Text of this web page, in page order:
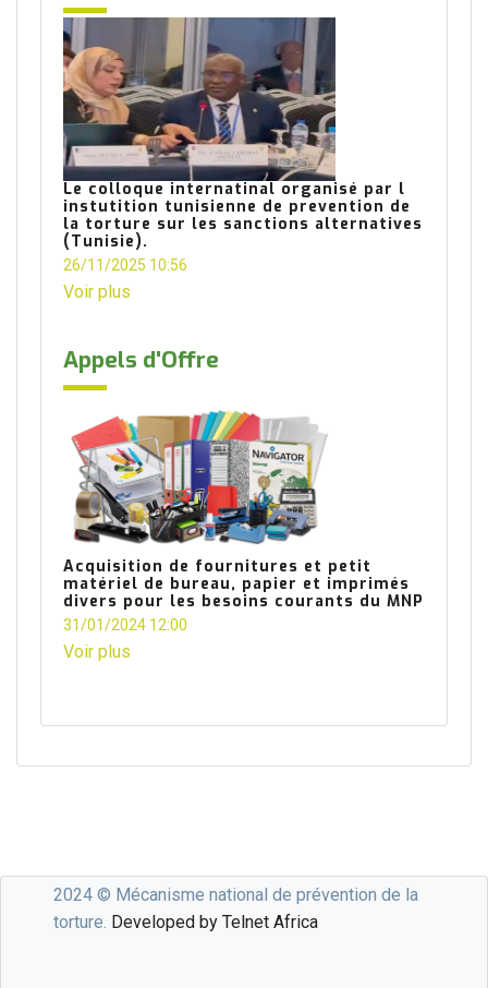
Le colloque internatinal organisé par l
instutition tunisienne de prevention de
la torture sur les sanctions alternatives
(Tunisie).
26/11/2025 10:56
Voir plus
Appels d'Offre
Acquisition de fournitures et petit
matériel de bureau, papier et imprimés
divers pour les besoins courants du MNP
31/01/2024 12:00
Voir plus
2024 © Mécanisme national de prévention de la
torture. Developed by Telnet Africa